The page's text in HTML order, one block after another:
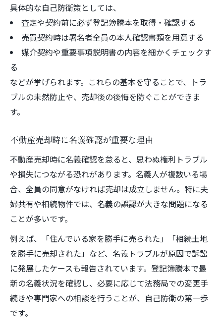
具体的な自己防衛策としては、
査定や契約前に必ず登記簿謄本を取得・確認する
売買契約時は署名者全員の本人確認書類を用意する
媒介契約や重要事項説明書の内容を細かくチェックす
る
などが挙げられます。これらの基本を守ることで、トラ
ブルの未然防止や、売却後の後悔を防ぐことができま
す。
不動産売却時に名義確認が重要な理由
不動産売却時に名義確認を怠ると、思わぬ権利トラブル
や損失につながる恐れがあります。名義人が複数いる場
合、全員の同意がなければ売却は成立しません。特に夫
婦共有や相続物件では、名義の誤認が大きな問題になる
ことが多いです。
例えば、「住んでいる家を勝手に売られた」「相続土地
を勝手に売却された」など、名義トラブルが原因で訴訟
に発展したケースも報告されています。登記簿謄本で最
新の名義状況を確認し、必要に応じて法務局での変更手
続きや専門家への相談を行うことが、自己防衛の第一歩
です。